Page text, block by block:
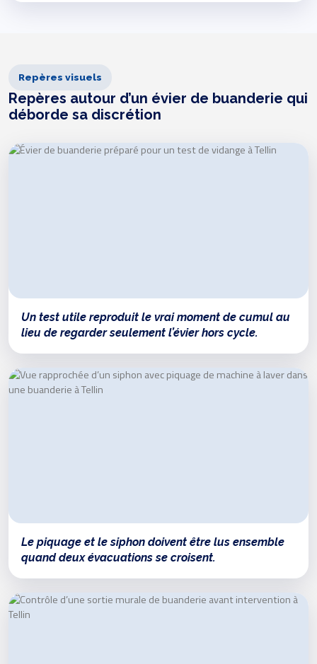
Repères visuels
Repères autour d’un évier de buanderie qui
déborde sa discrétion
Un test utile reproduit le vrai moment de cumul au
lieu de regarder seulement l’évier hors cycle.
Le piquage et le siphon doivent être lus ensemble
quand deux évacuations se croisent.